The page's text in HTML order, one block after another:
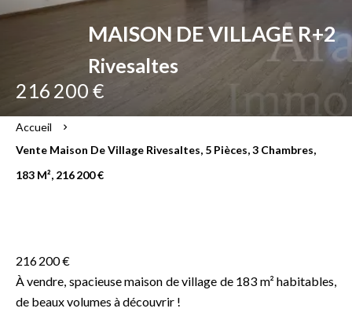
MAISON DE VILLAGE R+2
Rivesaltes
216 200 €
Accueil
Vente Maison De Village Rivesaltes, 5 Pièces, 3 Chambres,
183 M², 216 200 €
216 200 €
À vendre, spacieuse maison de village de 183 m² habitables,
de beaux volumes à découvrir !